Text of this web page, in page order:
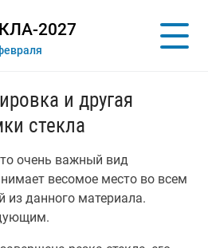
2027
и другая
стекла
очень важный вид
весомое место во всем
из данного материала.